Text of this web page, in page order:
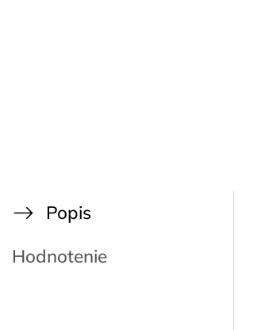
Popis
Hodnotenie